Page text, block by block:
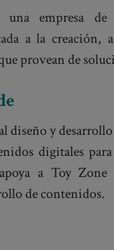
una empresa
a la creación,
provean de
diseño y
digitales
a Toy
de contenidos.